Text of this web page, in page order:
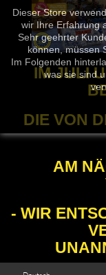
Dieser Store
wir Ihre Erfahrung
Sehr geehrter
können, müssen
Im Folgenden
was sie sind
IM JULI
DIE VON
AM
- WIR